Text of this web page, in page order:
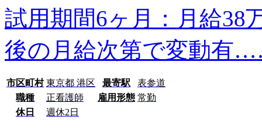
試用期間6ヶ月：月給38
後の月給次第で変動有…
市区町村 東京都 港区 最寄駅
表参道
職種
正看護師 雇用形態 常勤
休日
週休2日